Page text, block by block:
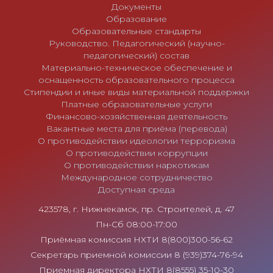
Документы
Образование
Образовательные стандарты
Руководство. Педагогический (научно-
педагогический) состав
Материально-техническое обеспечение и
оснащенность образовательного процесса
Стипендии и иные виды материальной поддержки
Платные образовательные услуги
Финансово-хозяйственная деятельность
Вакантные места для приёма (перевода)
О противодействии идеологии терроризма
О противодействии коррупции
О противодействии наркотикам
Международное сотрудничество
Доступная среда
423578, г. Нижнекамск, пр. Строителей, д. 47
Пн-Сб 08:00-17:00
Приёмная комиссия НХТИ 8(800)300-56-62
Секретарь приемной комиссии 8 (939)374-76-94
Приемная директора НХТИ 8(8555) 35-10-30